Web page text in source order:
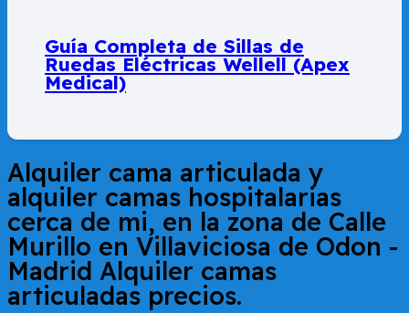
Guía Completa de Sillas de
Ruedas Eléctricas Wellell (Apex
Medical)
Alquiler cama articulada y
alquiler camas hospitalarias
cerca de mi, en la zona de Calle
Murillo en Villaviciosa de Odon -
Madrid Alquiler camas
articuladas precios.